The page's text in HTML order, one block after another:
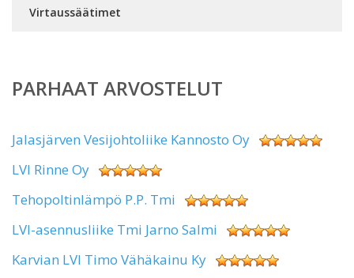
Virtaussäätimet
PARHAAT ARVOSTELUT
Jalasjärven Vesijohtoliike Kannosto Oy
LVI Rinne Oy
Tehopoltinlämpö P.P. Tmi
LVI-asennusliike Tmi Jarno Salmi
Karvian LVI Timo Vähäkainu Ky